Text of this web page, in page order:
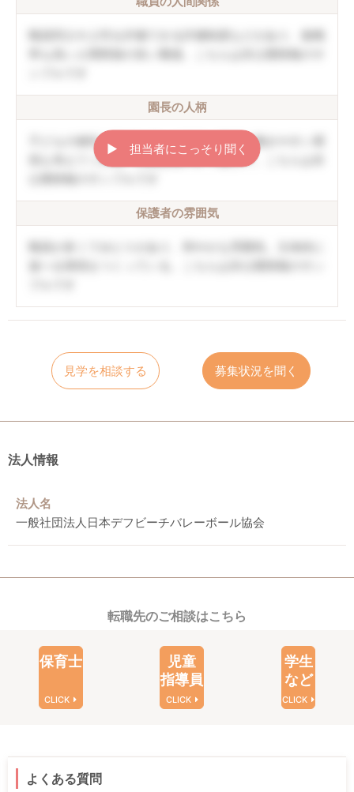
園長の人柄
子どもの個性を伸ばしていく方針。職員の働きやすい環
境も考えてくれる。口調は穏やかで優しい。こちらは非
保護者の雰囲気
▶︎ 担当者にこっそり聞く
見学を相談する 募集状況を聞く
法人情報
法人名
一般社団法人日本デフビーチバレーボール協会
転職先のご相談はこちら
保育士
CLICK
児童
指導員
CLICK
学生
など
CLICK
よくある質問